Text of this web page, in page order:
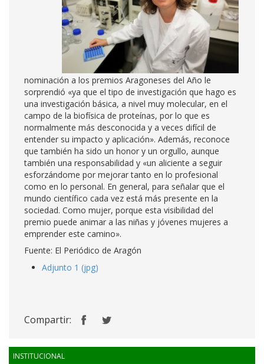
nominación a los premios Aragoneses del Año le
sorprendió «ya que el tipo de investigación que hago es
una investigación básica, a nivel muy molecular, en el
campo de la biofísica de proteínas, por lo que es
normalmente más desconocida y a veces difícil de
entender su impacto y aplicación». Además, reconoce
que también ha sido un honor y un orgullo, aunque
también una responsabilidad y «un aliciente a seguir
esforzándome por mejorar tanto en lo profesional
como en lo personal. En general, para señalar que el
mundo científico cada vez está más presente en la
sociedad. Como mujer, porque esta visibilidad del
premio puede animar a las niñas y jóvenes mujeres a
emprender este camino».
Fuente: El Periódico de Aragón
Adjunto 1 (jpg)
Compartir:
INSTITUCIONAL